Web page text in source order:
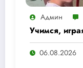
Админ
Учимся,
06.08.2026